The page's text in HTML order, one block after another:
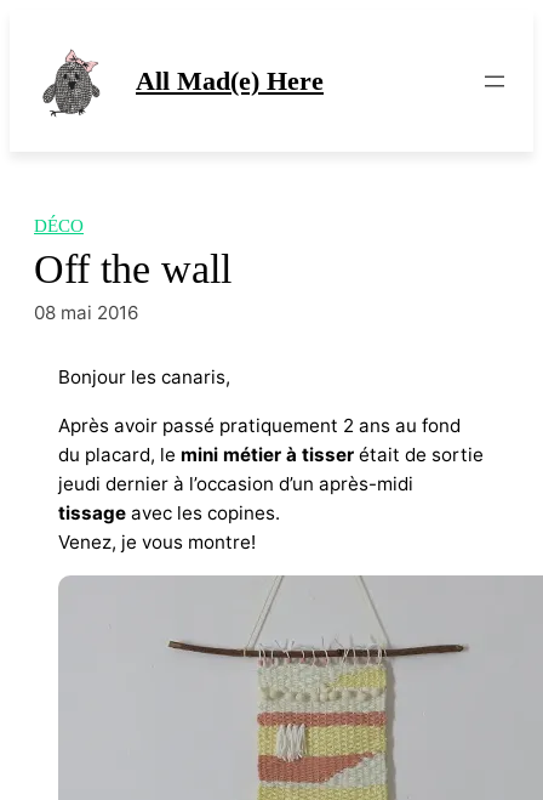
contenu
All Mad(e) Here
DÉCO
Off the wall
08 mai 2016
Bonjour les canaris,
Après avoir passé pratiquement 2 ans au fond
du placard, le mini métier à tisser était de sortie
jeudi dernier à l’occasion d’un après-midi
tissage avec les copines.
Venez, je vous montre!